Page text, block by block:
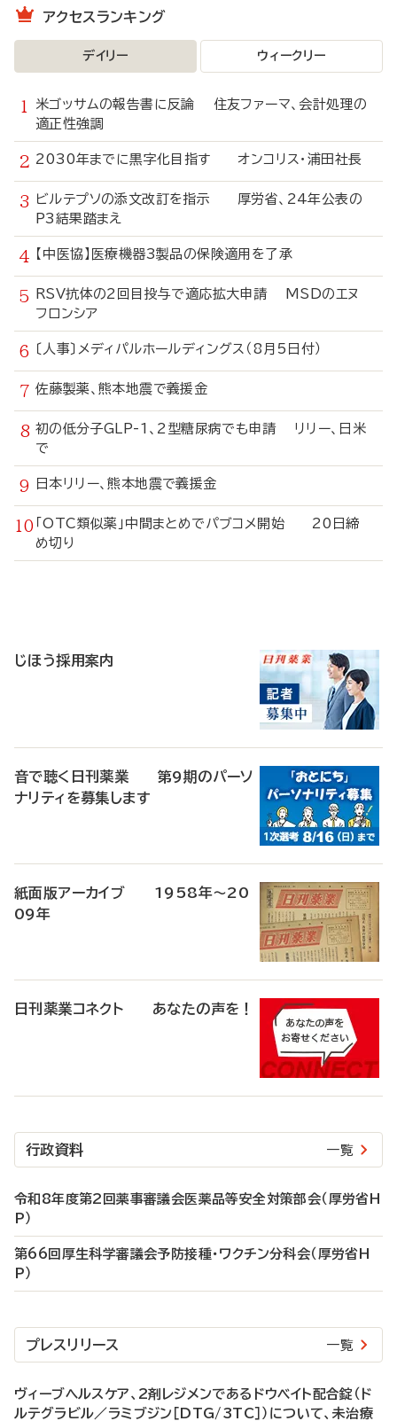
アクセスランキング
デイリー ウィークリー
米ゴッサムの報告書に反論 住友ファーマ、会計処理の
適正性強調
2030年までに黒字化目指す オンコリス・浦田社長
ビルテプソの添文改訂を指示 厚労省、24年公表の
P3結果踏まえ
【中医協】医療機器3製品の保険適用を了承
RSV抗体の2回目投与で適応拡大申請 MSDのエヌ
フロンシア
〔人事〕メディパルホールディングス（8月5日付）
佐藤製薬、熊本地震で義援金
初の低分子GLP-1、2型糖尿病でも申請 リリー、日米
で
日本リリー、熊本地震で義援金
「OTC類似薬」中間まとめでパブコメ開始 20日締
め切り
じほう採用案内
音で聴く日刊薬業 第9期のパーソ
ナリティを募集します
紙面版アーカイブ 1958年～20
09年
日刊薬業コネクト あなたの声を！
行政資料 一覧
令和8年度第2回薬事審議会医薬品等安全対策部会（厚労省H
P）
第66回厚生科学審議会予防接種・ワクチン分科会（厚労省H
P）
プレスリリース 一覧
ヴィーブヘルスケア、2剤レジメンであるドウベイト配合錠（ド
ルテグラビル／ラミブジン［DTG/3TC］）について、未治療